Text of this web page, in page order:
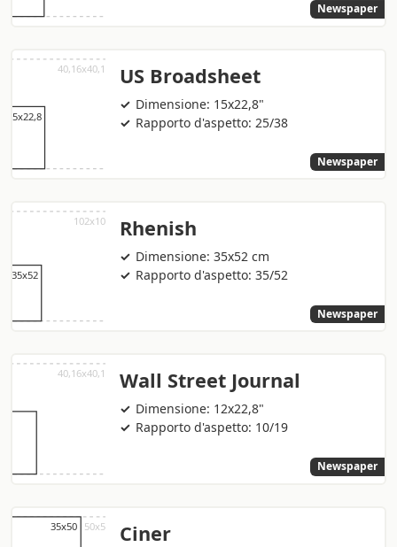
Newspaper
US Broadsheet
Dimensione: 15x22,8"
Rapporto d'aspetto: 25/38
Newspaper
Rhenish
Dimensione: 35x52 cm
Rapporto d'aspetto: 35/52
Newspaper
Wall Street Journal
Dimensione: 12x22,8"
Rapporto d'aspetto: 10/19
Newspaper
Ciner